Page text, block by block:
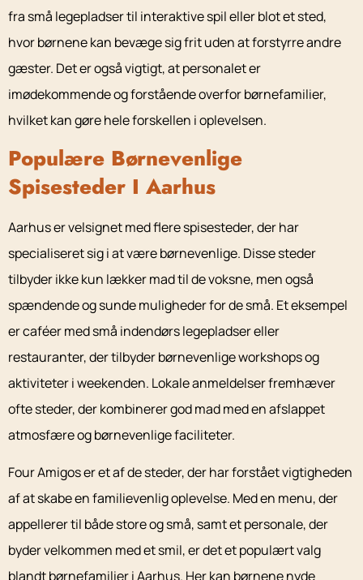
fra små legepladser til interaktive spil eller blot et sted,
hvor børnene kan bevæge sig frit uden at forstyrre andre
gæster. Det er også vigtigt, at personalet er
imødekommende og forstående overfor børnefamilier,
hvilket kan gøre hele forskellen i oplevelsen.
Populære Børnevenlige
Spisesteder I Aarhus
Aarhus er velsignet med flere spisesteder, der har
specialiseret sig i at være børnevenlige. Disse steder
tilbyder ikke kun lækker mad til de voksne, men også
spændende og sunde muligheder for de små. Et eksempel
er caféer med små indendørs legepladser eller
restauranter, der tilbyder børnevenlige workshops og
aktiviteter i weekenden. Lokale anmeldelser fremhæver
ofte steder, der kombinerer god mad med en afslappet
atmosfære og børnevenlige faciliteter.
Four Amigos er et af de steder, der har forstået vigtigheden
af at skabe en familievenlig oplevelse. Med en menu, der
appellerer til både store og små, samt et personale, der
byder velkommen med et smil, er det et populært valg
blandt børnefamilier i Aarhus. Her kan børnene nyde